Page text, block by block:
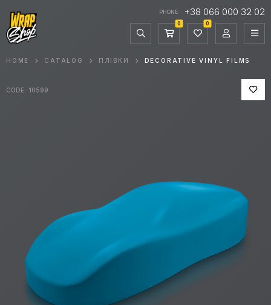
PHONE +38 066 000 32 02
0 0
HOME CATALOG ПЛІВКИ DECORATIVE VINYL FILMS
CODE: 10599